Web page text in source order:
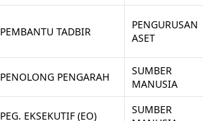
PEMBANTU TADBIR
PENGURUSAN
ASET
PENOLONG PENGARAH
SUMBER
MANUSIA
PEG. EKSEKUTIF (EO)
SUMBER